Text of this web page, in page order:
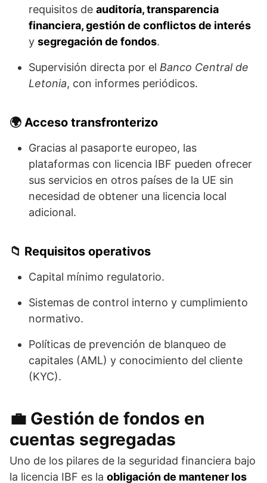
requisitos de auditoría, transparencia
financiera, gestión de conflictos de interés
y segregación de fondos.
Supervisión directa por el Banco Central de
Letonia, con informes periódicos.
🌍 Acceso transfronterizo
Gracias al pasaporte europeo, las
plataformas con licencia IBF pueden ofrecer
sus servicios en otros países de la UE sin
necesidad de obtener una licencia local
adicional.
📁 Requisitos operativos
Capital mínimo regulatorio.
Sistemas de control interno y cumplimiento
normativo.
Políticas de prevención de blanqueo de
capitales (AML) y conocimiento del cliente
(KYC).
💼 Gestión de fondos en
cuentas segregadas
Uno de los pilares de la seguridad financiera bajo
la licencia IBF es la obligación de mantener los